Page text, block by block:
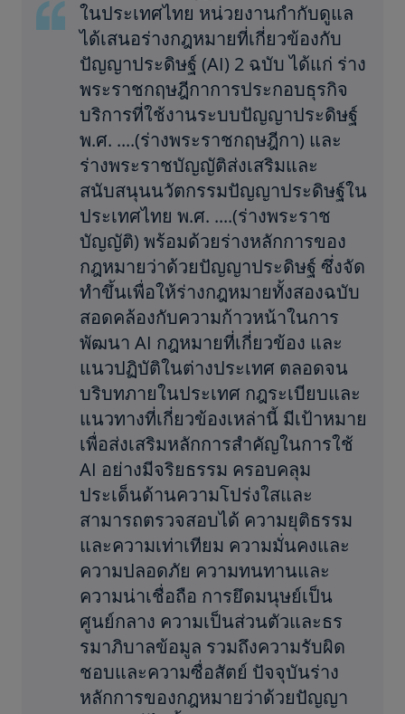
ในประเทศไทย หน่วยงานกำกับดูแล
ได้เสนอร่างกฎหมายที่เกี่ยวข้องกับ
ปัญญาประดิษฐ์ (AI) 2 ฉบับ ได้แก่ ร่าง
พระราชกฤษฎีกาการประกอบธุรกิจ
บริการที่ใช้งานระบบปัญญาประดิษฐ์
พ.ศ. ....(ร่างพระราชกฤษฎีกา) และ
ร่างพระราชบัญญัติส่งเสริมและ
สนับสนุนนวัตกรรมปัญญาประดิษฐ์ใน
ประเทศไทย พ.ศ. ....(ร่างพระราช
บัญญัติ) พร้อมด้วยร่างหลักการของ
กฎหมายว่าด้วยปัญญาประดิษฐ์ ซึ่งจัด
ทำขึ้นเพื่อให้ร่างกฎหมายทั้งสองฉบับ
สอดคล้องกับความก้าวหน้าในการ
พัฒนา AI กฎหมายที่เกี่ยวข้อง และ
แนวปฏิบัติในต่างประเทศ ตลอดจน
บริบทภายในประเทศ กฎระเบียบและ
แนวทางที่เกี่ยวข้องเหล่านี้ มีเป้าหมาย
เพื่อส่งเสริมหลักการสำคัญในการใช้
AI อย่างมีจริยธรรม ครอบคลุม
ประเด็นด้านความโปร่งใสและ
สามารถตรวจสอบได้ ความยุติธรรม
และความเท่าเทียม ความมั่นคงและ
ความปลอดภัย ความทนทานและ
ความน่าเชื่อถือ การยึดมนุษย์เป็น
ศูนย์กลาง ความเป็นส่วนตัวและธร
รมาภิบาลข้อมูล รวมถึงความรับผิด
ชอบและความซื่อสัตย์ ปัจจุบันร่าง
หลักการของกฎหมายว่าด้วยปัญญา